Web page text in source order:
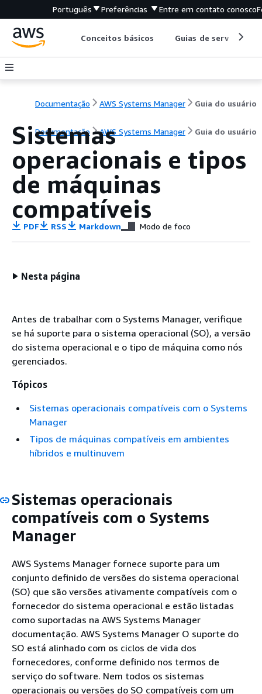
Português Preferências Entre em contato conosco
Conceitos básicos Guias de serviço
Documentação AWS Systems Manager Guia do usuário
Documentação AWS Systems Manager Guia do usuário
Sistemas
operacionais e tipos
de máquinas
compatíveis
PDF RSS Markdown Modo de foco
Nesta página
Antes de trabalhar com o Systems Manager, verifique
se há suporte para o sistema operacional (SO), a versão
do sistema operacional e o tipo de máquina como nós
gerenciados.
Tópicos
Sistemas operacionais compatíveis com o Systems
Manager
Tipos de máquinas compatíveis em ambientes
híbridos e multinuvem
Sistemas operacionais
compatíveis com o Systems
Manager
AWS Systems Manager fornece suporte para um
conjunto definido de versões do sistema operacional
(SO) que são versões ativamente compatíveis com o
fornecedor do sistema operacional e estão listadas
como suportadas na AWS Systems Manager
documentação. AWS Systems Manager O suporte do
SO está alinhado com os ciclos de vida dos
fornecedores, conforme definido nos termos de
serviço do software. Nem todos os sistemas
operacionais ou versões do SO compatíveis com um